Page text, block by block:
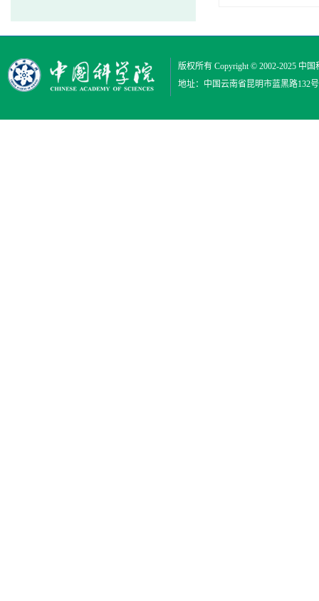
版权所有 Copyright © 2002-2025 中国
地址：中国云南省昆明市蓝黑路